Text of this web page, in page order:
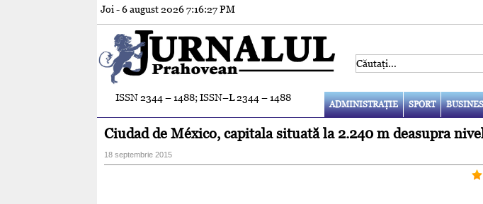
Joi - 6 august 20267:16:29 PM
ISSN 2344 – 1488; ISSN–L 2344 – 1488
ADMINISTRAŢIE SPORT
Ciudad de México, capitala situată la 2.240 m deasupra
18 septembrie 2015